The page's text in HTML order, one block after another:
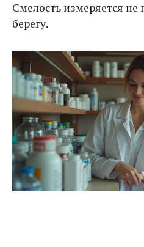
Смелость измеряется
берегу.